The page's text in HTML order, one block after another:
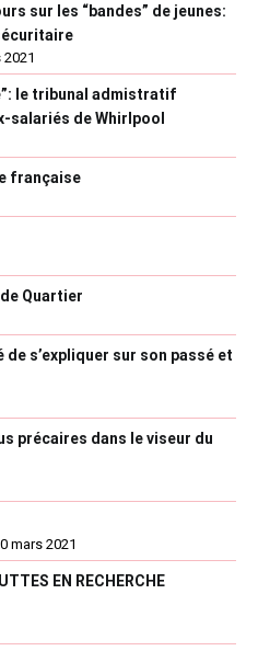
sur les “bandes” de jeunes:
2021
le tribunal admistratif
salariés de Whirlpool
française
de Quartier
s’expliquer sur son passé et
précaires dans le viseur du
mars 2021
EN RECHERCHE